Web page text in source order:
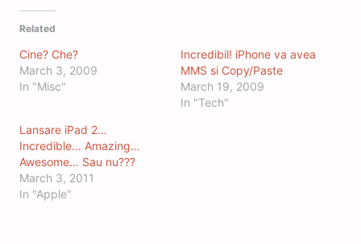
Related
Cine? Che?
March 3, 2009
In "Misc"
Incredibil! iPhone va avea
MMS si Copy/Paste
March 19, 2009
In "Tech"
Lansare iPad 2…
Incredible… Amazing…
Awesome… Sau nu???
March 3, 2011
In "Apple"